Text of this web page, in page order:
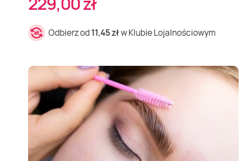
Odbierz od11,45 złw Klubie Lojalnościowym